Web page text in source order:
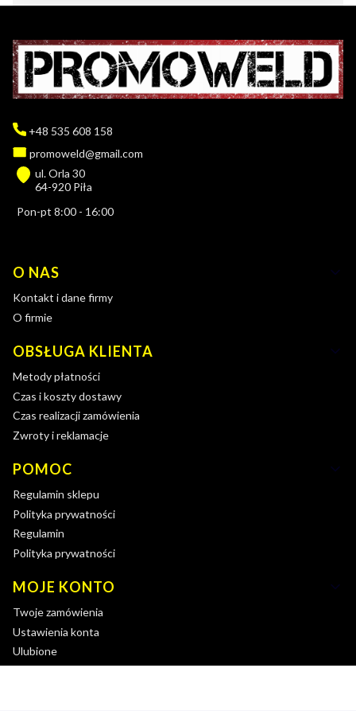
+48 535 608 158
promoweld@gmail.com
ul. Orla 30
64-920 Piła
Pon-pt 8:00 - 16:00
Linki w stopce
O NAS
Kontakt i dane firmy
O firmie
OBSŁUGA KLIENTA
Metody płatności
Czas i koszty dostawy
Czas realizacji zamówienia
Zwroty i reklamacje
POMOC
Regulamin sklepu
Polityka prywatności
Regulamin
Polityka prywatności
MOJE KONTO
Twoje zamówienia
Ustawienia konta
Ulubione